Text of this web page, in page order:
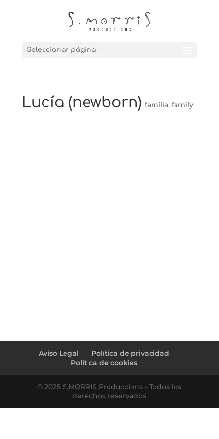
Seleccionar página
Lucía (newborn) família, family
Aviso Legal
Política de privacidad
Política de cookies
© 2025 S.MORRIS Produccions - Todos los
derechos reservados